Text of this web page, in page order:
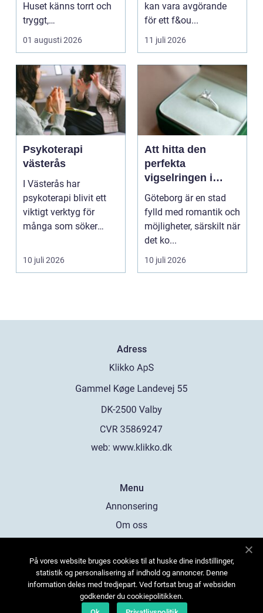
Huset känns torrt och
tryggt,
inomhusklimatet
fungerar och ener...
01 augusti 2026
kan vara avgörande
för ett f&ou...
11 juli 2026
Psykoterapi
västerås
I Västerås har
psykoterapi blivit ett
viktigt verktyg för
många som söker
välmående i liv...
10 juli 2026
Att hitta den
perfekta
vigselringen i
Göteborg
Göteborg är en stad
fylld med romantik och
möjligheter, särskilt när
det ko...
10 juli 2026
Adress
web: www.klikko.dk
Menu
Annonsering
Om oss
Kontakta oss
Sitemap
På vores website bruges cookies til at huske dine indstillinger,
statistik og personalisering af indhold og annoncer. Denne
information deles med tredjepart. Ved fortsat brug af websiden
godkender du cookiepolitikken.